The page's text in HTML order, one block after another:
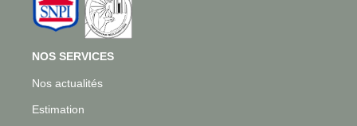
NOS SERVICES
Nos actualités
Estimation